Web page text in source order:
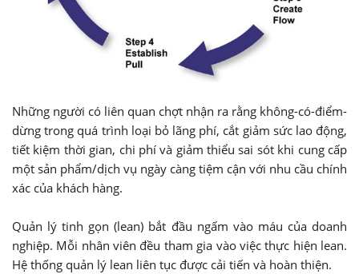
Những người có liên quan chợt nhận ra rằng không-có-điểm-
dừng trong quá trình loại bỏ lãng phí, cắt giảm sức lao động,
tiết kiệm thời gian, chi phí và giảm thiểu sai sót khi cung cấp
một sản phẩm/dịch vụ ngày càng tiệm cận với nhu cầu chính
xác của khách hàng.
Quản lý tinh gọn (lean) bắt đầu ngấm vào máu của doanh
nghiệp. Mỗi nhân viên đều tham gia vào việc thực hiện lean.
Hệ thống quản lý lean liên tục được cải tiến và hoàn thiện.